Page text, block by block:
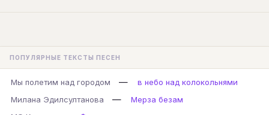
ПОПУЛЯРНЫЕ ТЕКСТЫ ПЕСЕН
Мы полетим над городом —
в небо над колокольнями
Милана Эдилсултанова
—
Мерза безам